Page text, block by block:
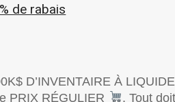
de rabais
D’INVENTAIRE À
PRIX RÉGULIER
. Tout doit